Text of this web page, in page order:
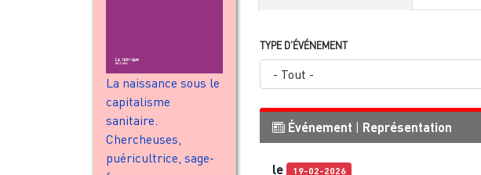
La naissance sous le
capitalisme
sanitaire.
Chercheuses,
puéricultrice, sage-
TYPE D'ÉVÉNEMENT
Événement Représentation
le 19-02-2026